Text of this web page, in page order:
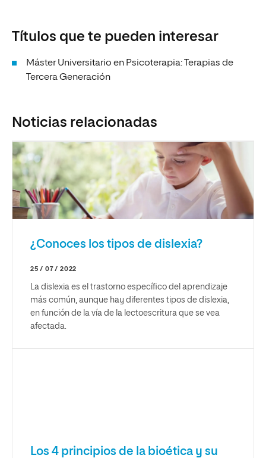
Títulos que te pueden interesar
Máster Universitario en Psicoterapia: Terapias de
Tercera Generación
Noticias relacionadas
¿Conoces los tipos de dislexia?
25 / 07 / 2022
La dislexia es el trastorno específico del aprendizaje
más común, aunque hay diferentes tipos de dislexia,
en función de la vía de la lectoescritura que se vea
afectada.
Los 4 principios de la bioética y su